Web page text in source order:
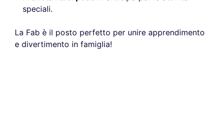
speciali.
La Fab è il posto perfetto per unire apprendimento
e divertimento in famiglia!